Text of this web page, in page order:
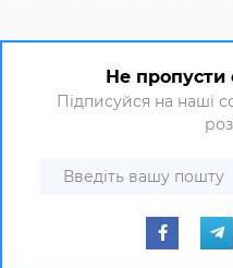
Не пропусти
Підписуйся на наші